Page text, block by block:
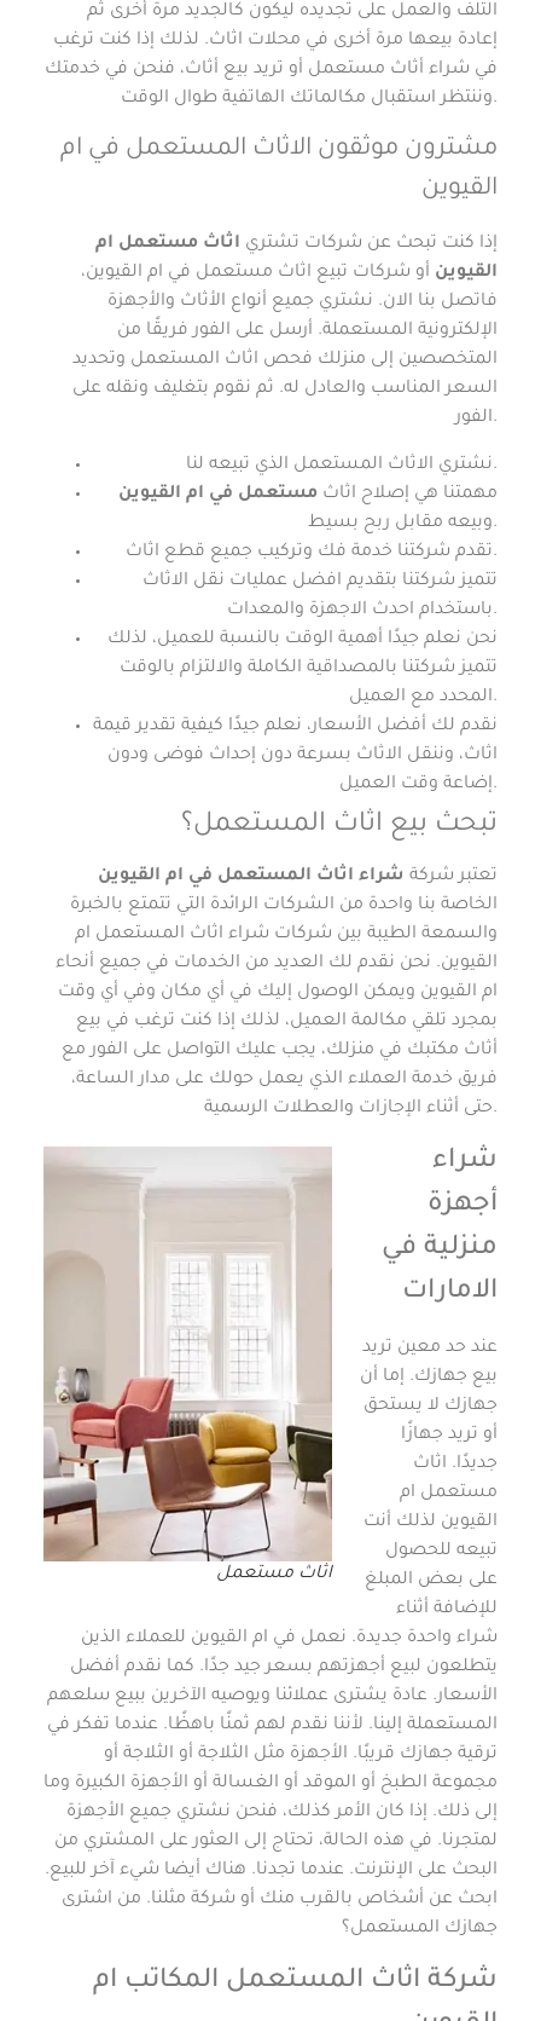
التلف والعمل على تجديده ليكون كالجديد مرة أخرى ثم
إعادة بيعها مرة أخرى في محلات اثاث. لذلك إذا كنت ترغب
في شراء أثاث مستعمل أو تريد بيع أثاث، فنحن في خدمتك
وننتظر استقبال مكالماتك الهاتفية طوال الوقت.
مشترون موثقون الاثاث المستعمل في ام
القيوين
إذا كنت تبحث عن شركات تشتري اثاث مستعمل ام
القيوين أو شركات تبيع اثاث مستعمل في ام القيوين،
فاتصل بنا الان. نشتري جميع أنواع الأثاث والأجهزة
الإلكترونية المستعملة. أرسل على الفور فريقًا من
المتخصصين إلى منزلك فحص اثاث المستعمل وتحديد
السعر المناسب والعادل له. ثم نقوم بتغليف ونقله على
الفور.
نشتري الاثاث المستعمل الذي تبيعه لنا.
مهمتنا هي إصلاح اثاث مستعمل في ام القيوين
وبيعه مقابل ربح بسيط.
تقدم شركتنا خدمة فك وتركيب جميع قطع اثاث.
تتميز شركتنا بتقديم افضل عمليات نقل الاثاث
باستخدام احدث الاجهزة والمعدات.
نحن نعلم جيدًا أهمية الوقت بالنسبة للعميل، لذلك
تتميز شركتنا بالمصداقية الكاملة والالتزام بالوقت
المحدد مع العميل.
نقدم لك أفضل الأسعار، نعلم جيدًا كيفية تقدير قيمة
اثاث، وننقل الاثاث بسرعة دون إحداث فوضى ودون
إضاعة وقت العميل.
تبحث بيع اثاث المستعمل؟
تعتبر شركة شراء اثاث المستعمل في ام القيوين
الخاصة بنا واحدة من الشركات الرائدة التي تتمتع بالخبرة
والسمعة الطيبة بين شركات شراء اثاث المستعمل ام
القيوين. نحن نقدم لك العديد من الخدمات في جميع أنحاء
ام القيوين ويمكن الوصول إليك في أي مكان وفي أي وقت
بمجرد تلقي مكالمة العميل، لذلك إذا كنت ترغب في بيع
أثاث مكتبك في منزلك، يجب عليك التواصل على الفور مع
فريق خدمة العملاء الذي يعمل حولك على مدار الساعة،
حتى أثناء الإجازات والعطلات الرسمية.
اثاث مستعمل
شراء
أجهزة
منزلية في
الامارات
عند حد معين تريد
بيع جهازك. إما أن
جهازك لا يستحق
أو تريد جهازًا
جديدًا. اثاث
مستعمل ام
القيوين لذلك أنت
تبيعه للحصول
على بعض المبلغ
للإضافة أثناء
شراء واحدة جديدة. نعمل في ام القيوين للعملاء الذين
يتطلعون لبيع أجهزتهم بسعر جيد جدًا. كما نقدم أفضل
الأسعار. عادة يشترى عملائنا ويوصيه الآخرين ببيع سلعهم
المستعملة إلينا. لأننا نقدم لهم ثمنًا باهظًا. عندما تفكر في
ترقية جهازك قريبًا. الأجهزة مثل الثلاجة أو الثلاجة أو
مجموعة الطبخ أو الموقد أو الغسالة أو الأجهزة الكبيرة وما
إلى ذلك. إذا كان الأمر كذلك، فنحن نشتري جميع الأجهزة
لمتجرنا. في هذه الحالة، تحتاج إلى العثور على المشتري من
البحث على الإنترنت. عندما تجدنا. هناك أيضا شيء آخر للبيع.
ابحث عن أشخاص بالقرب منك أو شركة مثلنا. من اشترى
جهازك المستعمل؟
شركة اثاث المستعمل المكاتب ام